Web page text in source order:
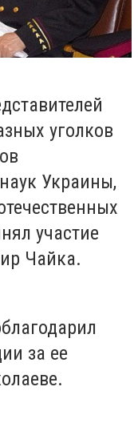
уголков
Украины,
участие
Чайка.
за ее